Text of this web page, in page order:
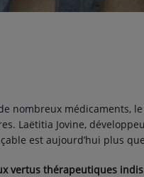
nombreux médicaments,
Laëtitia Jovine,
est aujourd’hui plus
vertus thérapeutiques